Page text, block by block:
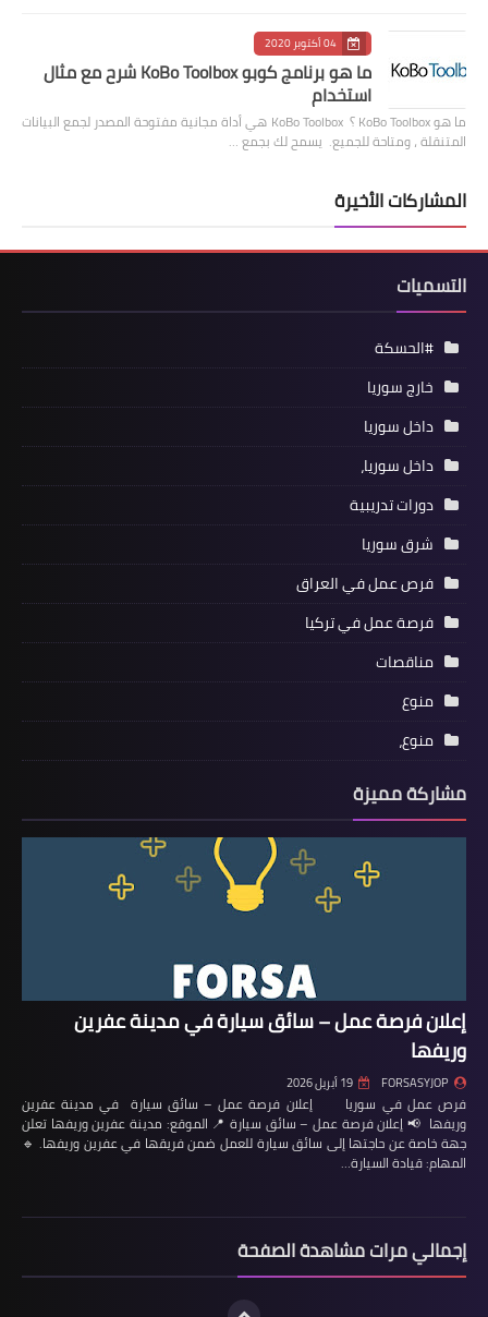
04 أكتوبر 2020
ما هو برنامج كوبو KoBo Toolbox شرح مع مثال
استخدام
ما هو KoBo Toolbox ؟ KoBo Toolbox هي أداة مجانية مفتوحة المصدر لجمع البيانات
المتنقلة ، ومتاحة للجميع. يسمح لك بجمع …
المشاركات الأخيرة
التسميات
#الحسكة
خارج سوريا
داخل سوريا
داخل سوريا،
دورات تدريبية
شرق سوريا
فرص عمل في العراق
فرصة عمل في تركيا
مناقصات
منوع
منوع،
مشاركة مميزة
إعلان فرصة عمل – سائق سيارة في مدينة عفرين
وريفها
FORSASYJOP 19 أبريل 2026
فرص عمل في سوريا إعلان فرصة عمل – سائق سيارة في مدينة عفرين
وريفها 📢 إعلان فرصة عمل – سائق سيارة 📍 الموقع: مدينة عفرين وريفها تعلن
جهة خاصة عن حاجتها إلى سائق سيارة للعمل ضمن فريقها في عفرين وريفها. 🔹
المهام: قيادة السيارة…
إجمالي مرات مشاهدة الصفحة